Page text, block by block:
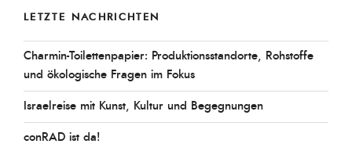
LETZTE NACHRICHTEN
Charmin-Toilettenpapier: Produktionsstandorte, Rohstoffe
und ökologische Fragen im Fokus
Israelreise mit Kunst, Kultur und Begegnungen
conRAD ist da!